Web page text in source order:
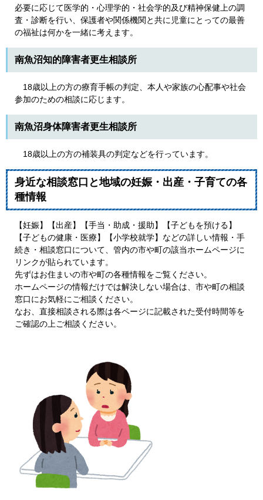
必要に応じて医学的・心理学的・社会学的及び精神保健上の調
査・診断を行い、保護者や関係機関と共に児童にとっての最善
の福祉は何かを一緒に考えます。
南魚沼知的障害者更生相談所
18歳以上の方の療育手帳の判定、本人や家族の心配事や社会
参加のための相談に応じます。
南魚沼身体障害者更生相談所
18歳以上の方の補装具の判定などを行っています。
身近な相談窓口と地域の妊娠・出産・子育ての各
種情報
【妊娠】【出産】【手当・助成・援助】【子どもを預ける】
【子どもの健康・医療】【小学校就学】などの詳しい情報・手
続き・相談窓口について、管内の市や町の該当ホームページに
リンクが貼られています。
先ずはお住まいの市や町の各種情報をご覧ください。
ホームページの情報だけでは解決しない場合は、市や町の相談
窓口にお気軽にご相談ください。
なお、直接相談される際は各ページに記載された受付時間等を
ご確認の上ご相談ください。